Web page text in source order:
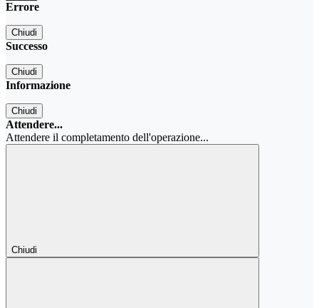
Errore
Chiudi
Successo
Chiudi
Informazione
Chiudi
Attendere...
Attendere il completamento dell'operazione...
Chiudi